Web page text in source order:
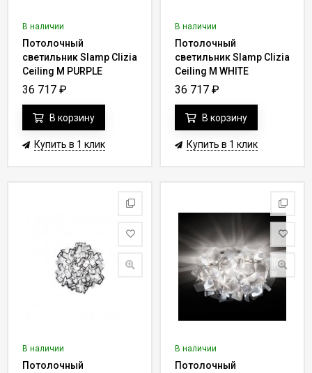
В наличии
Потолочный
светильник Slamp Clizia
Ceiling M PURPLE
CLI78PLF0000P_000
36 717 ₽
В корзину
Купить в 1 клик
В наличии
Потолочный
светильник Slamp Clizia
Ceiling M WHITE
CLI78PLF0000W_000
36 717 ₽
В корзину
Купить в 1 клик
В наличии
Потолочный
В наличии
Потолочный